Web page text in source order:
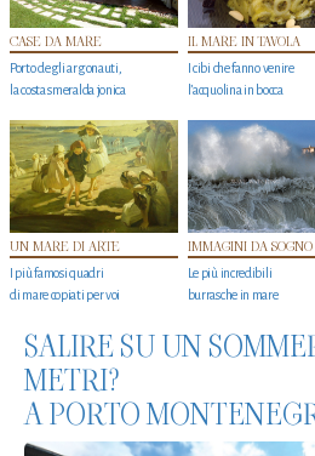
CASE DA MARE
Porto degli argonauti,
la costa smeralda jonica
IL MARE IN TAVOLA
I cibi che fanno venire
l’acquolina in bocca
UN MARE DI ARTE
I più famosi quadri
di mare copiati per voi
IMMAGINI DA SOGNO
Le più incredibili
burrasche in mare
SALIRE SU UN
METRI?
A PORTO